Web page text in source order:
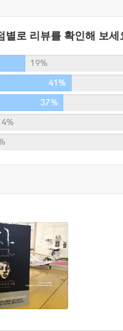
뭐라고 말하긴 어렵지
것으로 나온다. 그리고
여러 명이 함께하는 운
하고 하루키 문학을 좋
월드의 새로운 모델!
곧 《ねむり》다. 그 책
을 번역한 듯한 묵직한
했으며, 아트북 개념
예전의 원작과 이번 작
별로 리뷰를 확인해 보세
19%
41%
37%
4%